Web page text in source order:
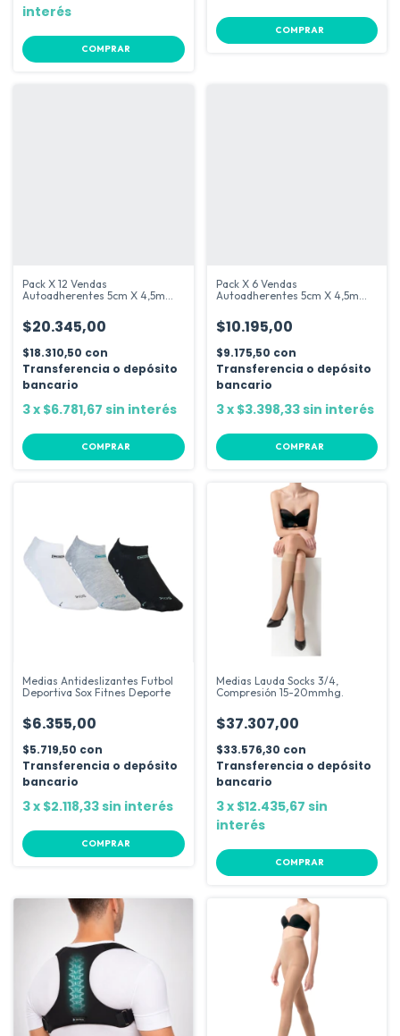
interés
COMPRAR
COMPRAR
Pack X 12 Vendas
Autoadherentes 5cm X 4,5m
$20.345,00
$18.310,50 con
Transferencia o depósito
bancario
3x $6.781,67 sin interés
COMPRAR
Pack X 6 Vendas
Autoadherentes 5cm X 4,5m
$10.195,00
$9.175,50 con
Transferencia o depósito
bancario
3x $3.398,33sin interés
COMPRAR
Medias Antideslizantes Futbol
Deportiva Sox Fitnes Deporte
$6.355,00
$5.719,50 con
Transferencia o depósito
bancario
3x $2.118,33sin interés
COMPRAR
Medias Lauda Socks 3/4,
Compresión 15-20mmhg.
$37.307,00
$33.576,30 con
Transferencia o depósito
bancario
3x $12.435,67 sin
interés
COMPRAR